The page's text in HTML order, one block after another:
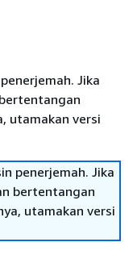
Jika
utamakan versi
penerjemah. Jika
bertentangan
utamakan versi